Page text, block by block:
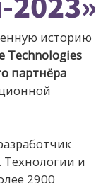
историю
Technologies
партнёра
и
2900